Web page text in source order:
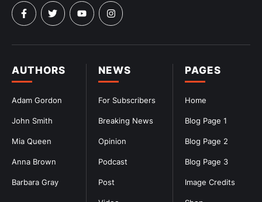
PAGES
Home
Blog Page 1
Blog Page 2
Blog Page 3
Image Credits
NEWS
For Subscribers
Breaking News
Opinion
Podcast
Post
AUTHORS
Adam Gordon
John Smith
Mia Queen
Anna Brown
Barbara Gray